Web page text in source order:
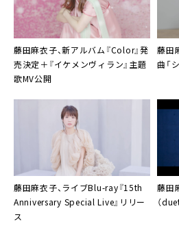
藤田麻衣子、新アルバム『Color』発
売決定＋『イケメンヴィラン』主題
歌MV公開
藤田
曲「
藤田麻衣子、ライブBlu-ray『15th
Anniversary Special Live』リリー
ス
藤田
（